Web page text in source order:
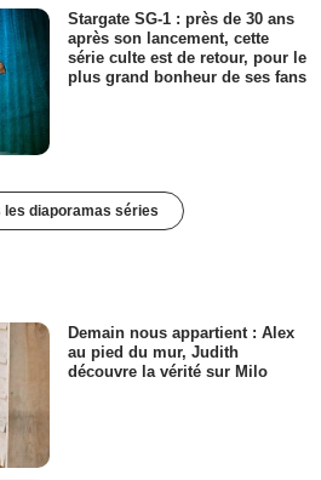
Stargate SG-1 : près de 30 ans
après son lancement, cette
série culte est de retour, pour le
plus grand bonheur de ses fans
les diaporamas séries
Demain nous appartient : Alex
au pied du mur, Judith
découvre la vérité sur Milo